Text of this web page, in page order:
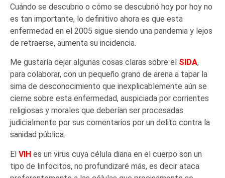
Cuándo se descubrio o cómo se descubrió hoy por hoy no
es tan importante, lo definitivo ahora es que esta
enfermedad en el 2005 sigue siendo una pandemia y lejos
de retraerse, aumenta su incidencia.
Me gustaría dejar algunas cosas claras sobre el SIDA,
para colaborar, con un pequeño grano de arena a tapar la
sima de desconocimiento que inexplicablemente aún se
cierne sobre esta enfermedad, auspiciada por corrientes
religiosas y morales que deberían ser procesadas
judicialmente por sus comentarios por un delito contra la
sanidad pública.
El VIH es un virus cuya célula diana en el cuerpo son un
tipo de linfocitos, no profundizaré más, es decir ataca